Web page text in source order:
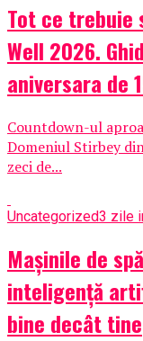
Tot ce trebuie
Well 2026.
aniversara de
Countdown-ul
Domeniul Stirbey
zeci de...
Uncategorized3 zile
Mașinile de
inteligență
bine decât tine